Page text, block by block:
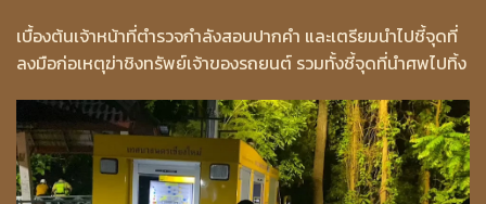
เบื้องต้นเจ้าหน้าที่ตำรวจกำลังสอบปากคำ และเตรียมนำไปชี้จุดที่
ลงมือก่อเหตุฆ่าชิงทรัพย์เจ้าของรถยนต์ รวมทั้งชี้จุดที่นำศพไปทิ้ง